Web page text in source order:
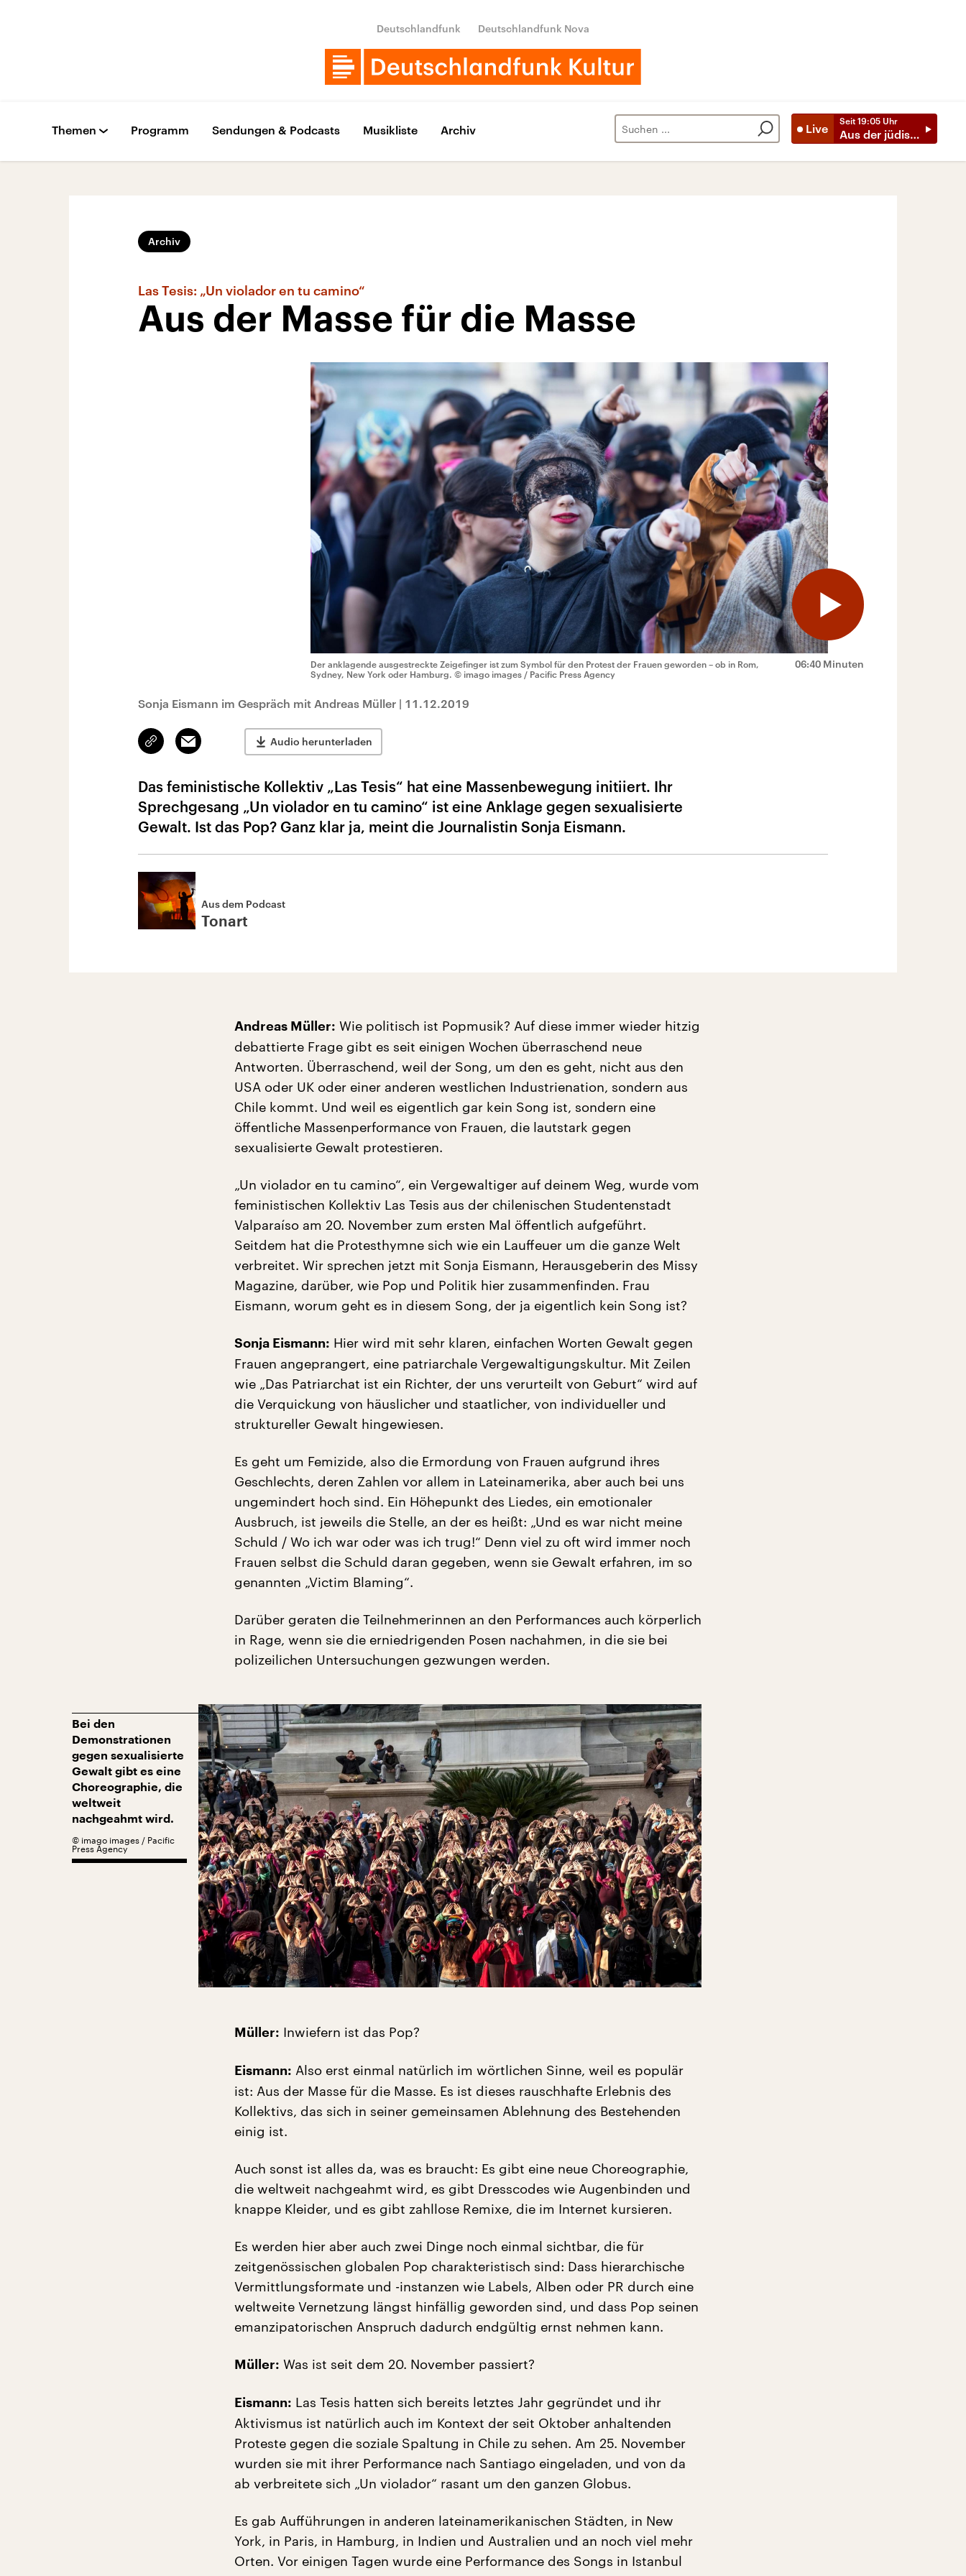
Deutschlandfunk Deutschlandfunk Nova
Live
Seit 19:05 Uhr
Aus der jüdischen
Themen Programm Sendungen & Podcasts Musikliste Archiv
Archiv
Las Tesis: „Un violador en tu camino“
Aus der Masse für die Masse
06:40 Minuten
Der anklagende ausgestreckte Zeigefinger ist zum Symbol für den Protest der Frauen geworden – ob in Rom,
Sydney, New York oder Hamburg. © imago images / Pacific Press Agency
Sonja Eismann im Gespräch mit Andreas Müller | 11.12.2019
Link
kopieren/teilen
Email Audio herunterladen
Das feministische Kollektiv „Las Tesis“ hat eine Massenbewegung initiiert. Ihr
Sprechgesang „Un violador en tu camino“ ist eine Anklage gegen sexualisierte
Gewalt. Ist das Pop? Ganz klar ja, meint die Journalistin Sonja Eismann.
Aus dem Podcast
Tonart
Andreas Müller: Wie politisch ist Popmusik? Auf diese immer wieder hitzig
debattierte Frage gibt es seit einigen Wochen überraschend neue
Antworten. Überraschend, weil der Song, um den es geht, nicht aus den
USA oder UK oder einer anderen westlichen Industrienation, sondern aus
Chile kommt. Und weil es eigentlich gar kein Song ist, sondern eine
öffentliche Massenperformance von Frauen, die lautstark gegen
sexualisierte Gewalt protestieren.
„Un violador en tu camino“, ein Vergewaltiger auf deinem Weg, wurde vom
feministischen Kollektiv Las Tesis aus der chilenischen Studentenstadt
Valparaíso am 20. November zum ersten Mal öffentlich aufgeführt.
Seitdem hat die Protesthymne sich wie ein Lauffeuer um die ganze Welt
verbreitet. Wir sprechen jetzt mit Sonja Eismann, Herausgeberin des Missy
Magazine, darüber, wie Pop und Politik hier zusammenfinden. Frau
Eismann, worum geht es in diesem Song, der ja eigentlich kein Song ist?
Sonja Eismann: Hier wird mit sehr klaren, einfachen Worten Gewalt gegen
Frauen angeprangert, eine patriarchale Vergewaltigungskultur. Mit Zeilen
wie „Das Patriarchat ist ein Richter, der uns verurteilt von Geburt“ wird auf
die Verquickung von häuslicher und staatlicher, von individueller und
struktureller Gewalt hingewiesen.
Es geht um Femizide, also die Ermordung von Frauen aufgrund ihres
Geschlechts, deren Zahlen vor allem in Lateinamerika, aber auch bei uns
ungemindert hoch sind. Ein Höhepunkt des Liedes, ein emotionaler
Ausbruch, ist jeweils die Stelle, an der es heißt: „Und es war nicht meine
Schuld / Wo ich war oder was ich trug!“ Denn viel zu oft wird immer noch
Frauen selbst die Schuld daran gegeben, wenn sie Gewalt erfahren, im so
genannten „Victim Blaming“.
Darüber geraten die Teilnehmerinnen an den Performances auch körperlich
in Rage, wenn sie die erniedrigenden Posen nachahmen, in die sie bei
polizeilichen Untersuchungen gezwungen werden.
Bei den
Demonstrationen
gegen sexualisierte
Gewalt gibt es eine
Choreographie, die
weltweit
nachgeahmt wird.
© imago images / Pacific
Press Agency
Müller: Inwiefern ist das Pop?
Eismann: Also erst einmal natürlich im wörtlichen Sinne, weil es populär
ist: Aus der Masse für die Masse. Es ist dieses rauschhafte Erlebnis des
Kollektivs, das sich in seiner gemeinsamen Ablehnung des Bestehenden
einig ist.
Auch sonst ist alles da, was es braucht: Es gibt eine neue Choreographie,
die weltweit nachgeahmt wird, es gibt Dresscodes wie Augenbinden und
knappe Kleider, und es gibt zahllose Remixe, die im Internet kursieren.
Es werden hier aber auch zwei Dinge noch einmal sichtbar, die für
zeitgenössischen globalen Pop charakteristisch sind: Dass hierarchische
Vermittlungsformate und -instanzen wie Labels, Alben oder PR durch eine
weltweite Vernetzung längst hinfällig geworden sind, und dass Pop seinen
emanzipatorischen Anspruch dadurch endgültig ernst nehmen kann.
Müller: Was ist seit dem 20. November passiert?
Eismann: Las Tesis hatten sich bereits letztes Jahr gegründet und ihr
Aktivismus ist natürlich auch im Kontext der seit Oktober anhaltenden
Proteste gegen die soziale Spaltung in Chile zu sehen. Am 25. November
wurden sie mit ihrer Performance nach Santiago eingeladen, und von da
ab verbreitete sich „Un violador“ rasant um den ganzen Globus.
Es gab Aufführungen in anderen lateinamerikanischen Städten, in New
York, in Paris, in Hamburg, in Indien und Australien und an noch viel mehr
Orten. Vor einigen Tagen wurde eine Performance des Songs in Istanbul